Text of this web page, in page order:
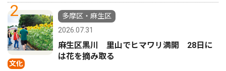
2
文化
多摩区・麻生区
2026.07.31
麻生区黒川 里山でヒマワリ満開 28日に
は花を摘み取る